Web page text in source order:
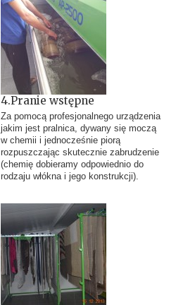
4.Pranie wstępne
Za pomocą profesjonalnego urządzenia
jakim jest pralnica, dywany się moczą
w chemii i jednocześnie piorą
rozpuszczając skutecznie zabrudzenie
(chemię dobieramy odpowiednio do
rodzaju włókna i jego konstrukcji).